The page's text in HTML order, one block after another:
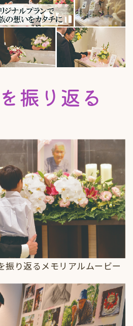
振り返る
振り返るメモリアルムービー